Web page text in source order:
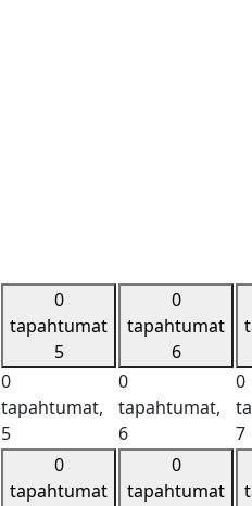
0
tapahtumat
5
0
tapahtumat,
5
0
tapahtumat
6
0
tapahtumat,
6
0
7
0
tapahtumat
0
tapahtumat